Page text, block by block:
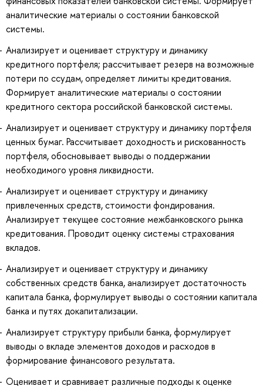
аналитические материалы о состоянии банковской
системы.
Анализирует и оценивает структуру и динамику
кредитного портфеля; рассчитывает резерв на возможные
потери по ссудам, определяет лимиты кредитования.
Формирует аналитические материалы о состоянии
кредитного сектора российской банковской системы.
Анализирует и оценивает структуру и динамику портфеля
ценных бумаг. Рассчитывает доходность и рискованность
портфеля, обосновывает выводы о поддержании
необходимого уровня ликвидности.
Анализирует и оценивает структуру и динамику
привлеченных средств, стоимости фондирования.
Анализирует текущее состояние межбанковского рынка
кредитования. Проводит оценку системы страхования
вкладов.
Анализирует и оценивает структуру и динамику
собственных средств банка, анализирует достаточность
капитала банка, формулирует выводы о состоянии капитала
банка и путях докапитализации.
Анализирует структуру прибыли банка, формулирует
выводы о вкладе элементов доходов и расходов в
формирование финансового результата.
Оценивает и сравнивает различные подходы к оценке